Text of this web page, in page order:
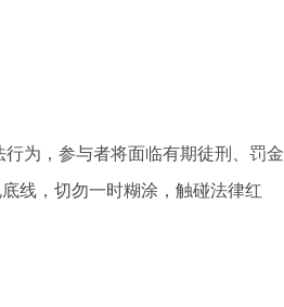
为，参与者将面临有期徒刑、罚金
线，切勿一时糊涂，触碰法律红